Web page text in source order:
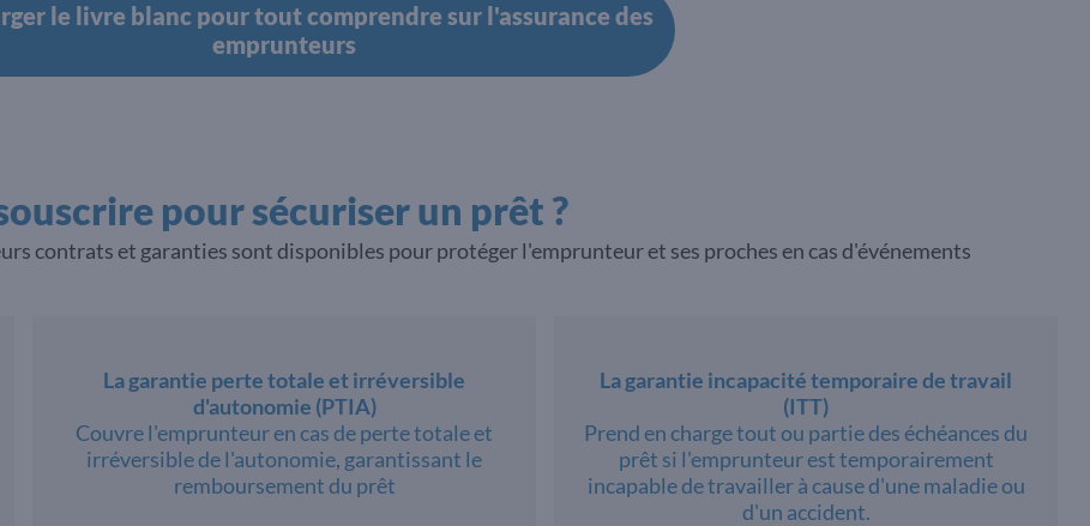
le livre blanc pour tout comprendre sur l'assurance des
emprunteurs
pour sécuriser un prêt ?
contrats et garanties sont disponibles pour protéger l'emprunteur et ses proches en cas d'événements
La garantie perte totale et irréversible
d'autonomie (PTIA)
Couvre l'emprunteur en cas de perte totale et
irréversible de l'autonomie, garantissant le
remboursement du prêt
La garantie incapacité temporaire de travail
(ITT)
Prend en charge tout ou partie des échéances du
prêt si l'emprunteur est temporairement
incapable de travailler à cause d'une maladie ou
d'un accident.